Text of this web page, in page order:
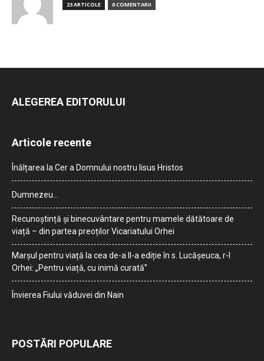
23 ARTICOLE 0 COMENTARII
ALEGEREA EDITORULUI
Articole recente
Înălțarea la Cer a Domnului nostru Iisus Hristos
Dumnezeu…
Recunoștință și binecuvântare pentru mamele dătătoare de
viață – din partea preoților Vicariatului Orhei
Marșul pentru viață la cea de-a II-a ediție în s. Lucășeuca, r-l
Orhei: „Pentru viață, cu inimă curată”
Învierea Fiului văduvei din Nain
POSTĂRI POPULARE